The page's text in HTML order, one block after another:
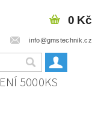
info@gmstechnik.cz
0 Kč
5000KS